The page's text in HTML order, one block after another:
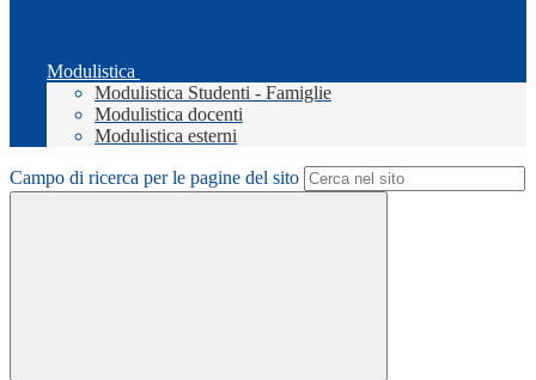
Modulistica
Modulistica Studenti - Famiglie
Modulistica docenti
Modulistica esterni
Campo di ricerca per le pagine del sito